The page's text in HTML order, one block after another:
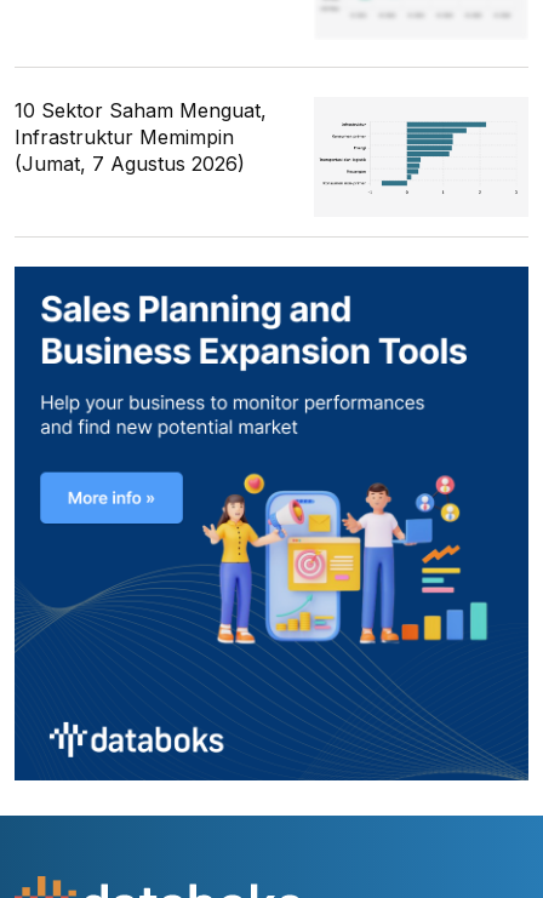
10 Sektor Saham Menguat,
Infrastruktur Memimpin
(Jumat, 7 Agustus 2026)